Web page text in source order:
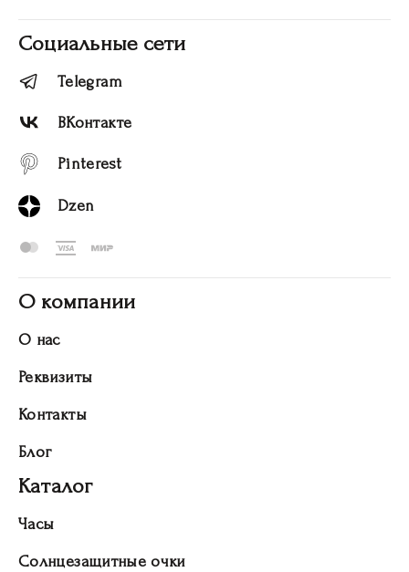
Социальные сети
Telegram
ВКонтакте
Pinterest
Dzen
О компании
О нас
Реквизиты
Контакты
Блог
Каталог
Часы
Солнцезащитные очки